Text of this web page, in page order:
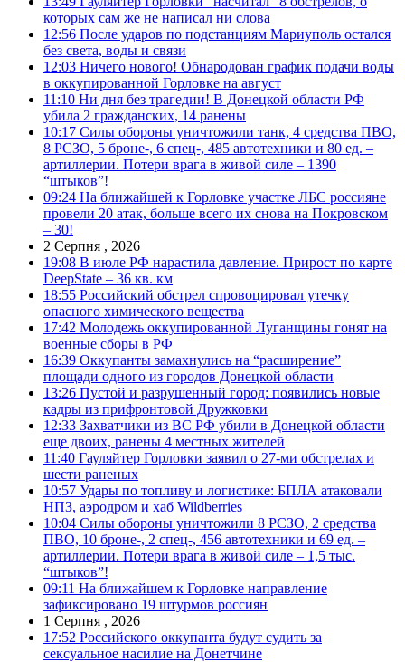
которых сам же не написал ни слова
12:56 После ударов по подстанциям Мариуполь остался
без света, воды и связи
12:03 Ничего нового! Обнародован график подачи воды
в оккупированной Горловке на август
11:10 Ни дня без трагедии! В Донецкой области РФ
убила 2 гражданских, 14 ранены
10:17 Силы обороны уничтожили танк, 4 средства ПВО,
8 РСЗО, 5 броне-, 6 спец-, 485 автотехники и 80 ед. –
артиллерии. Потери врага в живой силе – 1390
“штыков”!
09:24 На ближайшей к Горловке участке ЛБС россияне
провели 20 атак, больше всего их снова на Покровском
– 30!
2 Серпня , 2026
19:08 В июле РФ нарастила давление. Прирост по карте
DeepState – 36 кв. км
18:55 Российский обстрел спровоцировал утечку
опасного химического вещества
17:42 Молодежь оккупированной Луганщины гонят на
военные сборы в РФ
16:39 Оккупанты замахнулись на “расширение”
площади одного из городов Донецкой области
13:26 Пустой и разрушенный город: появились новые
кадры из прифронтовой Дружковки
12:33 Захватчики из ВС РФ убили в Донецкой области
еще двоих, ранены 4 местных жителей
11:40 Гауляйтер Горловки заявил о 27-ми обстрелах и
шести раненых
10:57 Удары по топливу и логистике: БПЛА атаковали
НПЗ, аэродром и хаб Wildberries
10:04 Силы обороны уничтожили 8 РСЗО, 2 средства
ПВО, 10 броне-, 2 спец-, 456 автотехники и 69 ед. –
артиллерии. Потери врага в живой силе – 1,5 тыс.
“штыков”!
09:11 На ближайшем к Горловке направление
зафиксировано 19 штурмов россиян
1 Серпня , 2026
17:52 Российского оккупанта будут судить за
сексуальное насилие на Донетчине